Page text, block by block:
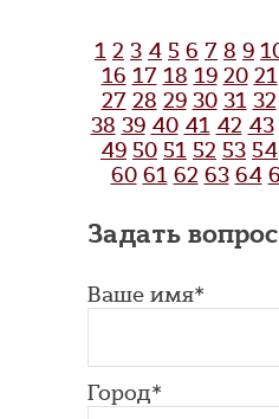
1 2 3 4 5 6 7 8 9
16 17 18 19 20 21
27 28 29 30 31 32
38 39 40 41 42 43
49 50 51 52 53 54
60 61 62 63 64
Задать
Ваше имя*
Город*